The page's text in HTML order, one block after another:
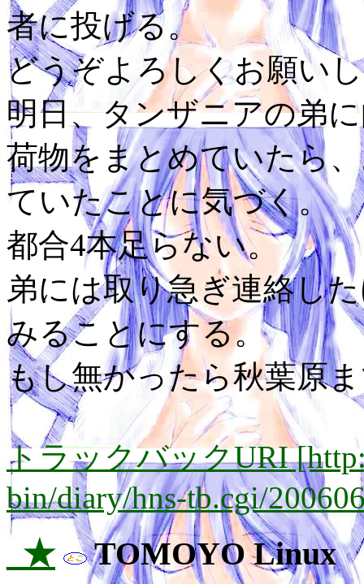
者に投げる。
どうぞよろしくお願い
明日、タンザニアの弟
荷物をまとめていたら
ていたことに気づく。
都合4本足らない。
弟には取り急ぎ連絡し
みることにする。
もし無かったら秋葉原
トラックバックURI
bin/diary/hns-tb.cgi/
_★ TOMOYO Linux